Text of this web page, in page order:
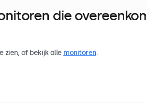
die
zien, of bekijk alle monitoren.